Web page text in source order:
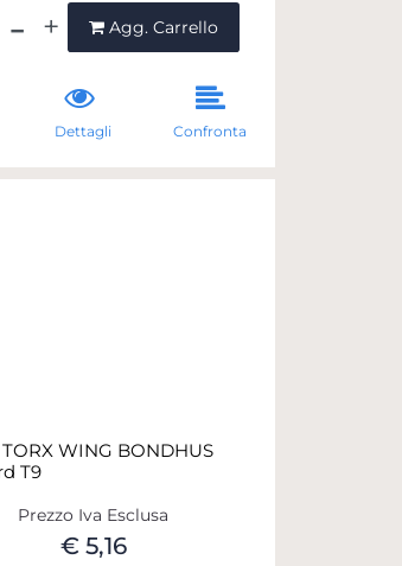
Agg. Carrello
Dettagli Confronta
WING BONDHUS
T9
Prezzo Iva Esclusa
€ 5,16